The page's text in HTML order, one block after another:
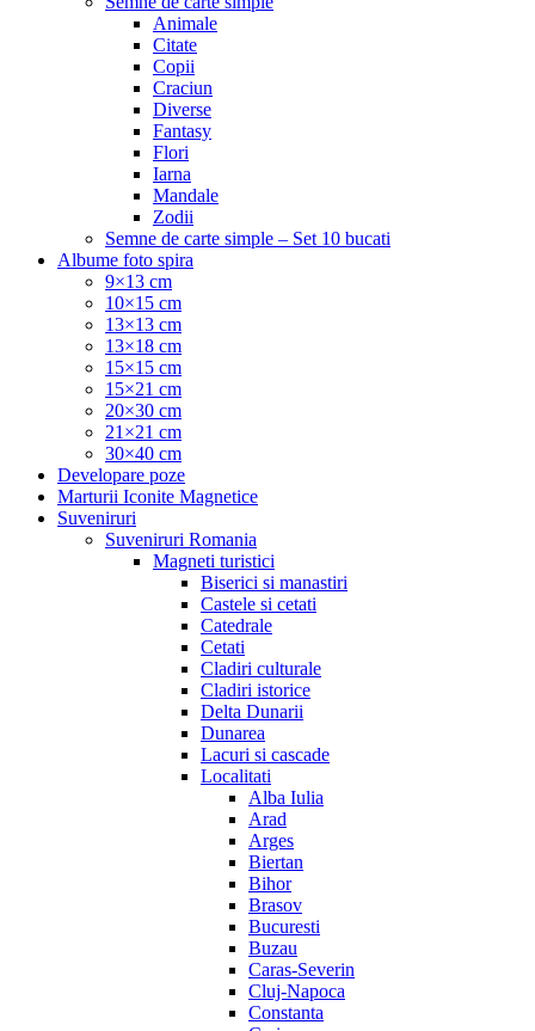
Animale
Citate
Copii
Craciun
Diverse
Fantasy
Flori
Iarna
Mandale
Zodii
Semne de carte simple – Set 10 bucati
Albume foto spira
9×13 cm
10×15 cm
13×13 cm
13×18 cm
15×15 cm
15×21 cm
20×30 cm
21×21 cm
30×40 cm
Developare poze
Marturii Iconite Magnetice
Suveniruri
Suveniruri Romania
Magneti turistici
Biserici si manastiri
Castele si cetati
Catedrale
Cetati
Cladiri culturale
Cladiri istorice
Delta Dunarii
Dunarea
Lacuri si cascade
Localitati
Alba Iulia
Arad
Arges
Biertan
Bihor
Brasov
Bucuresti
Buzau
Caras-Severin
Cluj-Napoca
Constanta